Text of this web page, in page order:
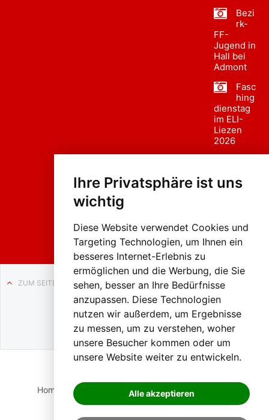
Ihre Privatsphäre ist uns
wichtig
Diese Website verwendet Cookies und
Targeting Technologien, um Ihnen ein
besseres Internet-Erlebnis zu
ermöglichen und die Werbung, die Sie
sehen, besser an Ihre Bedürfnisse
anzupassen. Diese Technologien
nutzen wir außerdem, um Ergebnisse
zu messen, um zu verstehen, woher
unsere Besucher kommen oder um
unsere Website weiter zu entwickeln.
Alle akzeptieren
Bezi
rk-
FF-
Jugend in
Hall bei
Admont
Fasc
hing
dienstag
im ELI-
Liezen
2026
sumzug
Liezen
ZUM SEITENANFANG
Auf BLO24.at werben?
+43 (0)664 2226600
Home Suche Login Impressum
Datenschutz